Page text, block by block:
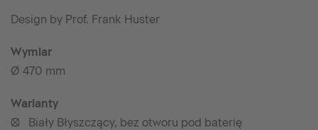
Design by Prof. Frank Huster
Wymiar
Ø 470 mm
Warianty
•
Biały Błyszczący, bez otworu pod baterię